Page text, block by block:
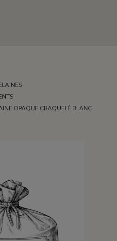
OPAQUE CRAQUELÉ BLANC